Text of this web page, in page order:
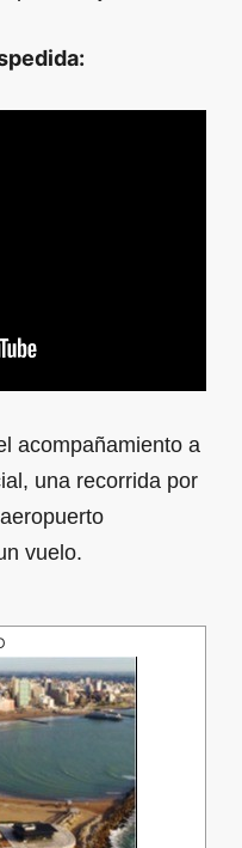
acompañamiento a
una recorrida por
vuelo.